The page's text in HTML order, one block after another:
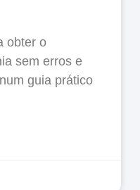
obter o
sem erros e
guia prático